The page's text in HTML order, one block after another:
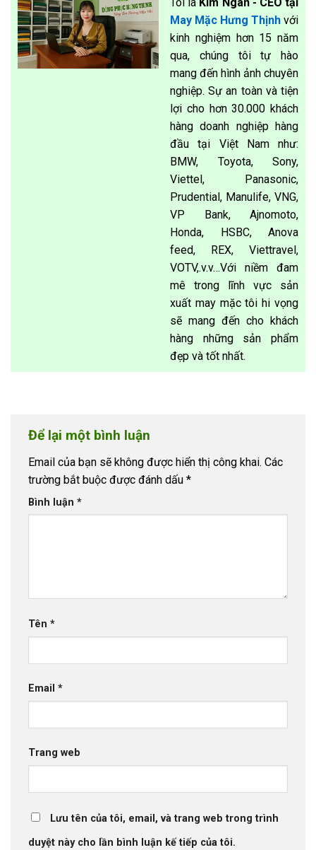
May Mặc Hưng Thịnh với
kinh nghiệm hơn 15 năm
qua, chúng tôi tự hào
mang đến hình ảnh chuyên
nghiệp. Sự an toàn và tiện
lợi cho hơn 30.000 khách
hàng doanh nghiệp hàng
đầu tại Việt Nam như:
BMW, Toyota, Sony,
Viettel, Panasonic,
Prudential, Manulife, VNG,
VP Bank, Ajnomoto,
Honda, HSBC, Anova
feed, REX, Viettravel,
VOTV,.v.v…Với niềm đam
mê trong lĩnh vực sản
xuất may mặc tôi hi vọng
sẽ mang đến cho khách
hàng những sản phẩm
đẹp và tốt nhất.
Để lại một bình luận
Email của bạn sẽ không được hiển thị công khai. Các
trường bắt buộc được đánh dấu *
Bình luận *
Tên *
Email *
Trang web
Lưu tên của tôi, email, và trang web trong trình
duyệt này cho lần bình luận kế tiếp của tôi.